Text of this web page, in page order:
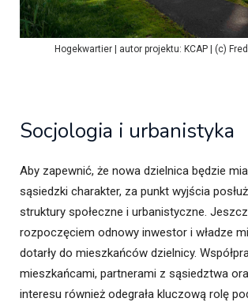
Hogekwartier | autor projektu: KCAP | (c)
Socjologia i urbanistyka
Aby zapewnić, że nowa dzielnica będzie
sąsiedzki charakter, za punkt wyjścia
struktury społeczne i urbanistyczne.
rozpoczęciem odnowy inwestor i władze
dotarły do mieszkańców dzielnicy.
mieszkańcami, partnerami z sąsiedztwa
interesu również odegrała kluczową rolę